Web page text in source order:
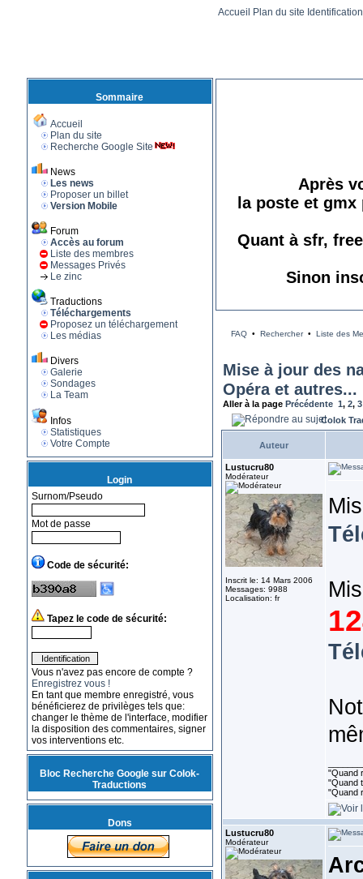
Accueil Plan du site
Sommaire
Accueil
Plan du site
Recherche Google Site
News
Les news
Proposer un billet
Version Mobile
Forum
Accès au forum
Liste des membres
Messages Privés
Le zinc
Traductions
Téléchargements
Proposez un téléchargement
Les médias
Divers
Galerie
Sondages
La Team
Infos
Statistiques
Votre Compte
Login
Surnom/Pseudo
Mot de passe
Code de sécurité:
Tapez le code de sécurité:
Vous n'avez pas encore de compte ?
Enregistrez vous !
En tant que membre enregistré, vous
bénéficierez de privilèges tels que:
changer le thème de l'interface, modifier
la disposition des commentaires, signer
vos interventions etc.
Bloc Recherche Google sur Colok-
Traductions
Dons
Après
la poste et
Quant à sfr,
Sinon
FAQ• Rechercher• Liste des
Mise à jour des
Opéra et autres...
Aller à la page Précédente 1, 2, 3
Colok
Auteur
Lustucru80
Modérateur
Inscrit le: 14 Mars 2006
Messages: 9988
Localisation: fr
"Quand
"Quand
"Quand
Lustucru80
Modérateur